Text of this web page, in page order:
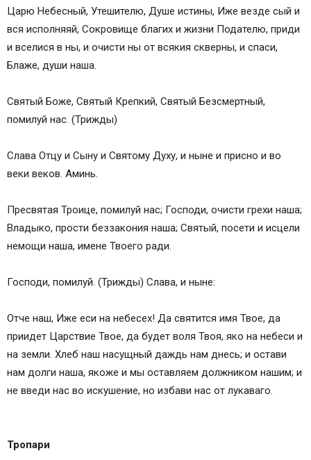
Царю Небесный, Утешителю, Душе истины, Иже везде сый и
вся исполняяй, Сокровище благих и жизни Подателю, приди
и вселися в ны, и очисти ны от всякия скверны, и спаси,
Блаже, души наша.
Святый Боже, Святый Крепкий, Святый Безсмертный,
помилуй нас. (Трижды)
Слава Отцу и Сыну и Святому Духу, и ныне и присно и во
веки веков. Аминь.
Пресвятая Троице, помилуй нас; Господи, очисти грехи наша;
Владыко, прости беззакония наша; Святый, посети и исцели
немощи наша, имене Твоего ради.
Господи, помилуй. (Трижды) Слава, и ныне:
Отче наш, Иже еси на небесех! Да святится имя Твое, да
приидет Царствие Твое, да будет воля Твоя, яко на небеси и
на земли. Хлеб наш насущный даждь нам днесь; и остави
нам долги наша, якоже и мы оставляем должником нашим; и
не введи нас во искушение, но избави нас от лукаваго.
Тропари